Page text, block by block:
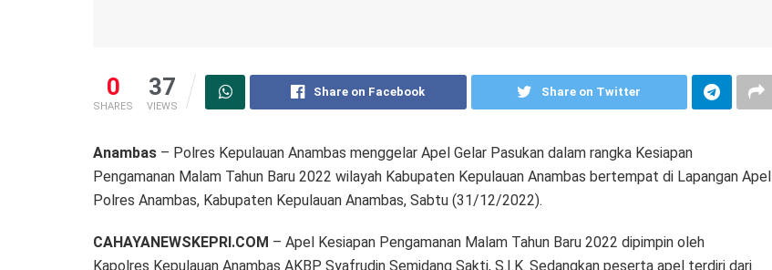
0
SHARES
37
VIEWS
Share on Facebook Share on Twitter
Anambas – Polres Kepulauan Anambas menggelar Apel Gelar Pasukan dalam rangka Kesiapan
Pengamanan Malam Tahun Baru 2022 wilayah Kabupaten Kepulauan Anambas bertempat di Lapangan Apel
Polres Anambas, Kabupaten Kepulauan Anambas, Sabtu (31/12/2022).
CAHAYANEWSKEPRI.COM – Apel Kesiapan Pengamanan Malam Tahun Baru 2022 dipimpin oleh
Kapolres Kepulauan Anambas AKBP Syafrudin Semidang Sakti, S.I.K. Sedangkan peserta apel terdiri dari